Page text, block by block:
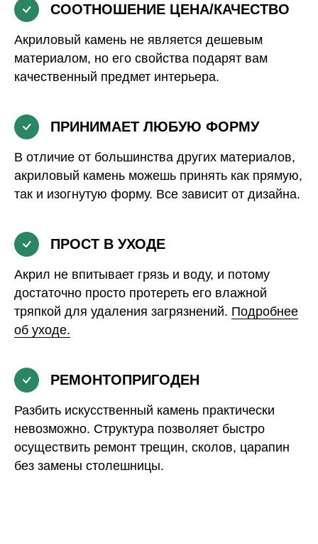
СООТНОШЕНИЕ ЦЕНА/КАЧЕСТВО
Акриловый камень не является дешевым
материалом, но его свойства подарят вам
качественный предмет интерьера.
ПРИНИМАЕТ ЛЮБУЮ ФОРМУ
В отличие от большинства других материалов,
акриловый камень можешь принять как прямую,
так и изогнутую форму. Все зависит от дизайна.
ПРОСТ В УХОДЕ
Акрил не впитывает грязь и воду, и потому
достаточно просто протереть его влажной
тряпкой для удаления загрязнений. Подробнее
об уходе.
РЕМОНТОПРИГОДЕН
Разбить искусственный камень практически
невозможно. Структура позволяет быстро
осуществить ремонт трещин, сколов, царапин
без замены столешницы.